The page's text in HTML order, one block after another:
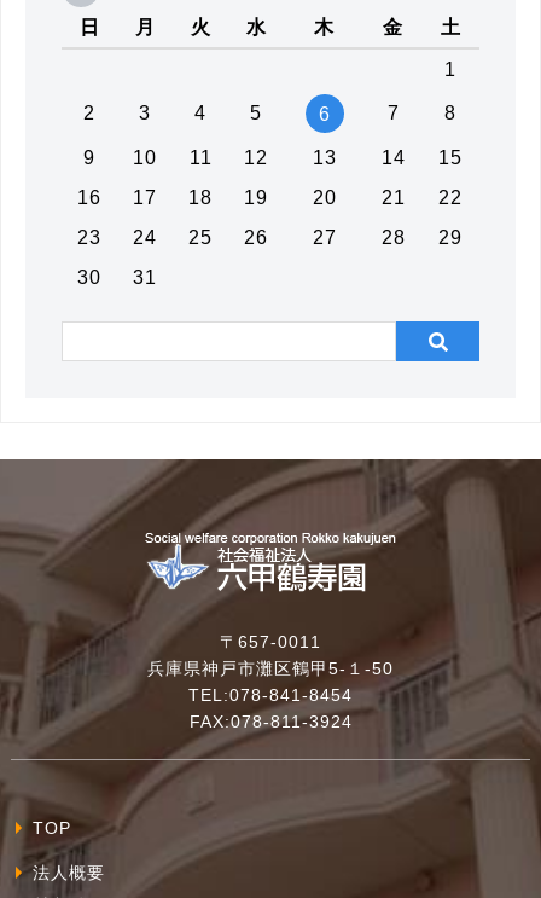
日
月 火 水 木 金 土
1
2 3 4 5 6 7 8
9 10 11 12 13 14
15
16
17 18 19 20 21
22
23
24 25 26 27 28
29
30
31
〒657-0011
兵庫県神戸市灘区鶴甲5-１-50
TEL:078-841-8454
FAX:078-811-3924
TOP
法人概要